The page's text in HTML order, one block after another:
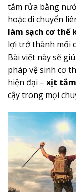
tắm rửa bằng
hoặc di chuyển
làm sạch cơ thể
lợi trở thành mối
Bài viết này sẽ
pháp vệ sinh cơ
hiện đại – xịt
cậy trong mọi